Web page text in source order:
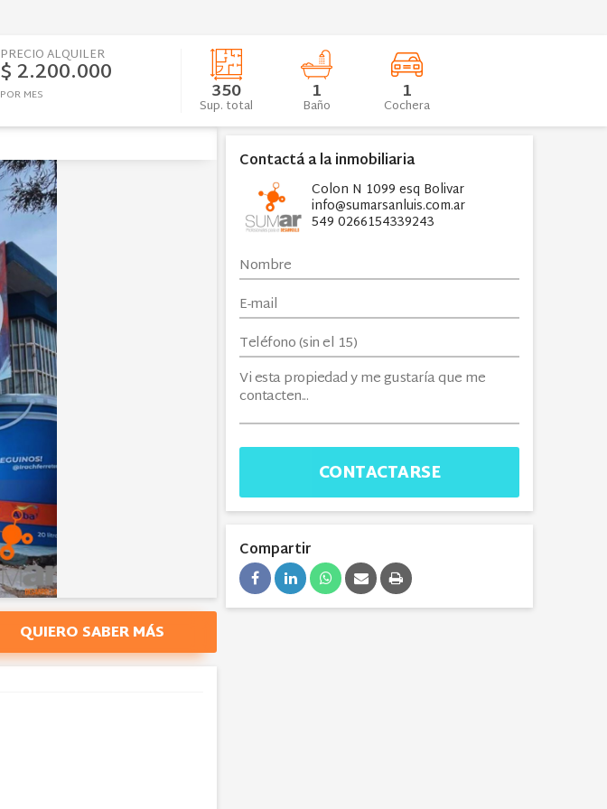
PRECIO ALQUILER
$ 2.200.000
POR MES 350
Sup. total 1
Baño 1
Cochera
QUIERO SABER MÁS
Contactá a la inmobiliaria
Colon N 1099 esq Bolivar
info@sumarsanluis.com.ar
549 0266154339243
CONTACTARSE
Compartir